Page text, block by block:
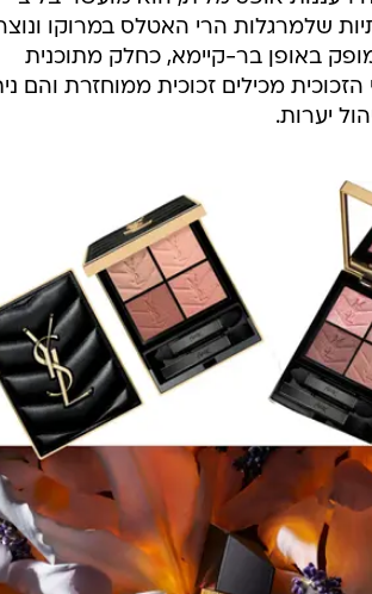
שלמרגלות הרי האטלס במרוקו
באופן בר-קיימא, כחלק מתוכנית
מכילים זכוכית ממוחזרת והם
יערות.